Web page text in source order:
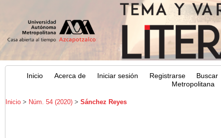
Inicio Acerca de Iniciar sesión Registrarse
Buscar
Metropolitana
Inicio> Núm. 54 (2020)> Sánchez Reyes